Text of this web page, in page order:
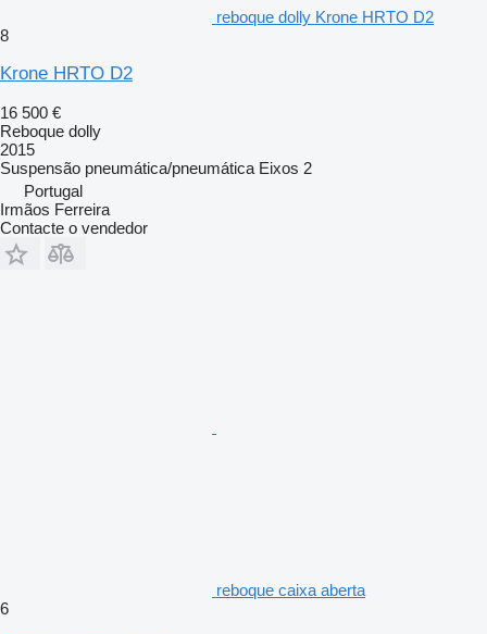
reboque dolly Krone HRTO D2
8
Krone HRTO D2
16 500 €
Reboque dolly
2015
Suspensão pneumática/pneumática Eixos 2
Portugal
Irmãos Ferreira
Contacte o vendedor
reboque caixa aberta
6